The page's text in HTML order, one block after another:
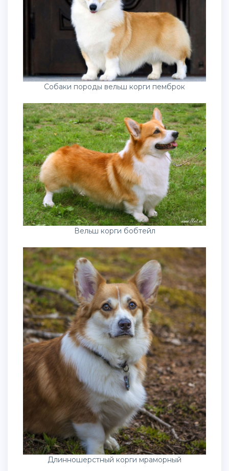
Собаки породы вельш корги пемброк
Вельш корги бобтейл
Длинношерстный корги мраморный